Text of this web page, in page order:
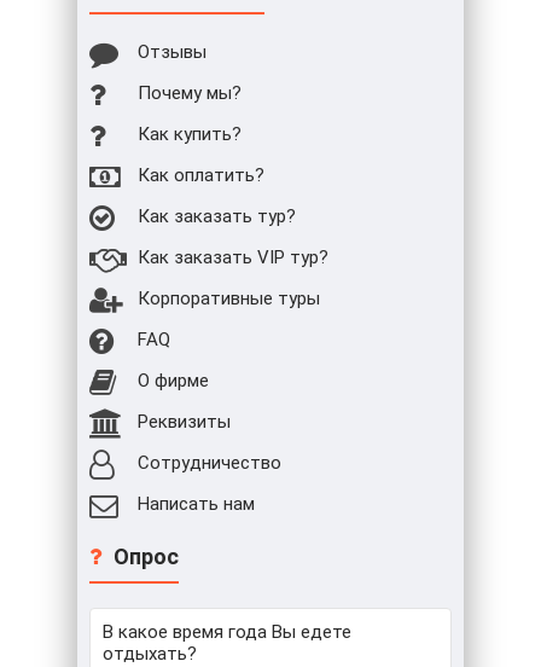
Отзывы
Почему мы?
Как купить?
Как оплатить?
Как заказать тур?
Как заказать VIP тур?
Корпоративные туры
FAQ
О фирме
Реквизиты
Сотрудничество
Написать нам
Опрос
В какое время года Вы едете
отдыхать?